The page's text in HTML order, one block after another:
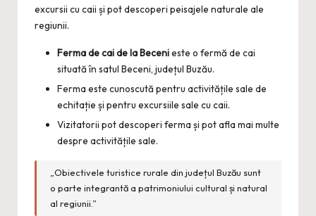
excursii cu caii și pot descoperi peisajele naturale ale
regiunii.
Ferma de cai de la Becenieste o fermă de cai
situată în satul Beceni, județul Buzău.
Ferma este cunoscută pentru activitățile sale de
echitație și pentru excursiile sale cu caii.
Vizitatorii pot descoperi ferma și pot afla mai multe
despre activitățile sale.
„Obiectivele turistice rurale din județul Buzău sunt
o parte integrantă a patrimoniului cultural și natural
al regiunii.”